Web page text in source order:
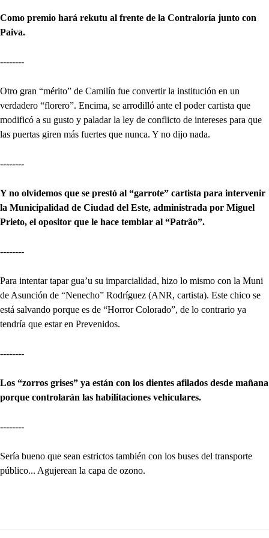
Como premio hará rekutu al frente de la Contraloría junto con
Paiva.
--------
Otro gran “mérito” de Camilín fue convertir la institución en un
verdadero “florero”. Encima, se arrodilló ante el poder cartista que
modificó a su gusto y paladar la ley de conflicto de intereses para que
las puertas giren más fuertes que nunca. Y no dijo nada.
--------
Y no olvidemos que se prestó al “garrote” cartista para intervenir
la Municipalidad de Ciudad del Este, administrada por Miguel
Prieto, el opositor que le hace temblar al “Patrão”.
--------
Para intentar tapar gua’u su imparcialidad, hizo lo mismo con la Muni
de Asunción de “Nenecho” Rodríguez (ANR, cartista). Este chico se
está salvando porque es de “Horror Colorado”, de lo contrario ya
tendría que estar en Prevenidos.
--------
Los “zorros grises” ya están con los dientes afilados desde mañana
porque controlarán las habilitaciones vehiculares.
--------
Sería bueno que sean estrictos también con los buses del transporte
público... Agujerean la capa de ozono.